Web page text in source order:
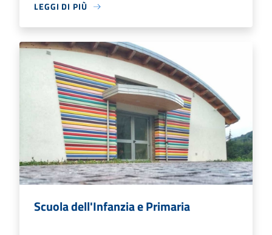
LEGGI DI PIÙ
Scuola dell'Infanzia e Primaria